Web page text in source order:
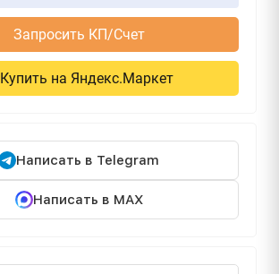
Запросить КП/Счет
Купить на Яндекс.Маркет
Написать в Telegram
Написать в MAX